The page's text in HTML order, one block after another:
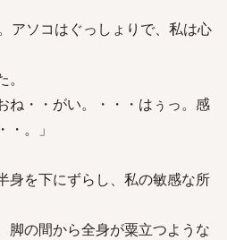
アソコはぐっしょりで、私は心
ね・・がい。・・・はぅっ。感
。」
身を下にずらし、私の敏感な所
脚の間から全身が粟立つような